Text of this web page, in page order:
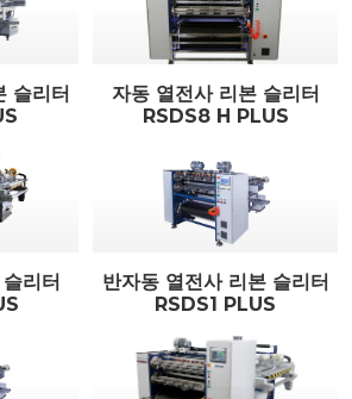
슬리터
자동 열전사 리본 슬리터
RSDS8 H PLUS
리터
반자동 열전사 리본 슬리터
RSDS1 PLUS